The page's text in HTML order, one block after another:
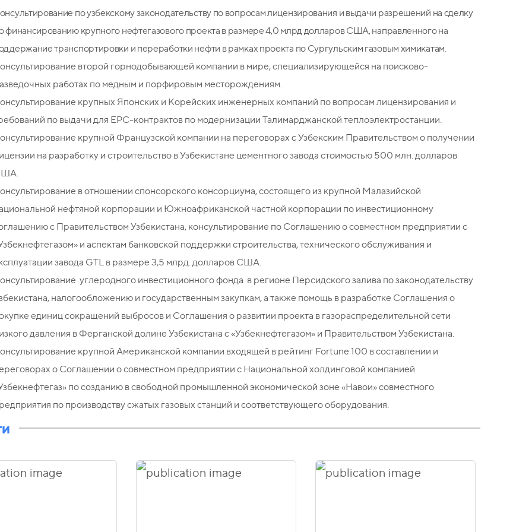
по узбекскому законодательству по вопросам лицензирования и выдачи разрешений на сделку
финансированию крупного нефтегазового проекта в размере 4,0 млрд долларов США, направленного на
транспортировки и переработки нефти в рамках проекта по Сургульским газовым химикатам.
второй горнодобывающей компании в мире, специализирующейся на поисково-
работах по медным и порфировым месторождениям.
крупных Японских и Корейских инженерных компаний по вопросам лицензирования и
по выдачи для EPC-контрактов по модернизации Талимарджанской теплоэлектростанции.
крупной Французской компании на переговорах с Узбекским Правительством о получении
на разработку и строительство в Узбекистане цементного завода стоимостью 500 млн. долларов
в отношении спонсорского консорциума, состоящего из крупной Малазийской
нефтяной корпорации и Южноафриканской частной корпорации по инвестиционному
с Правительством Узбекистана, консультирование по Соглашению о совместном предприятии с
и аспектам банковской поддержки строительства, технического обслуживания и
завода GTL в размере 3,5 млрд. долларов США.
углеродного инвестиционного фонда в регионе Персидского залива по законодательству
налогообложению и государственным закупкам, а также помощь в разработке Соглашения о
единиц сокращений выбросов и Соглашения о развитии проекта в газораспределительной сети
давления в Ферганской долине Узбекистана с «Узбекнефтегазом» и Правительством Узбекистана.
крупной Американской компании входящей в рейтинг Fortune 100 в составлении и
о Соглашении о совместном предприятии с Национальной холдинговой компанией
по созданию в свободной промышленной экономической зоне «Навои» совместного
по производству сжатых газовых станций и соответствующего оборудования.